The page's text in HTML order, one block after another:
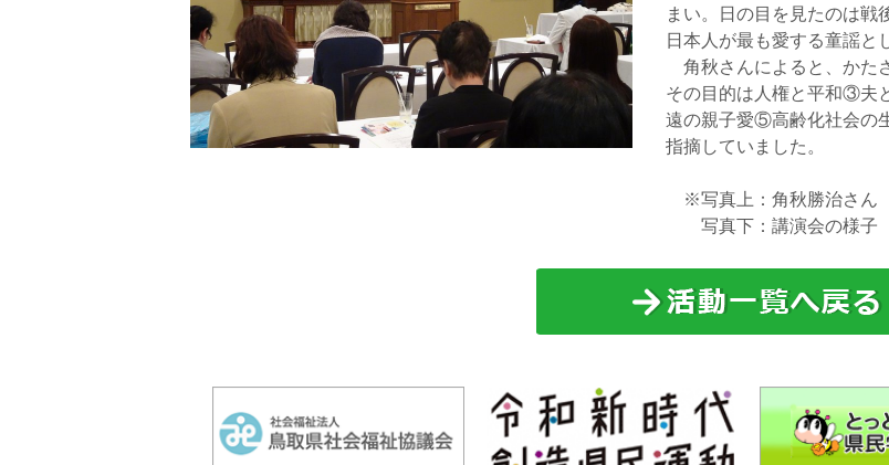
まい。日の目を見たのは戦
日本人が最も愛する童謡と
角秋さんによると、かた
その目的は人権と平和③夫
遠の親子愛⑤高齢化社会の
指摘していました。
※写真上：角秋勝治さん
写真下：講演会の様子